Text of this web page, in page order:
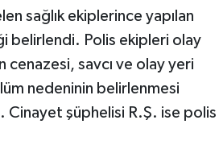
sağlık ekiplerince yapılan
belirlendi. Polis ekipleri olay
cenazesi, savcı ve olay yeri
nedeninin belirlenmesi
Cinayet şüphelisi R.Ş. ise polis